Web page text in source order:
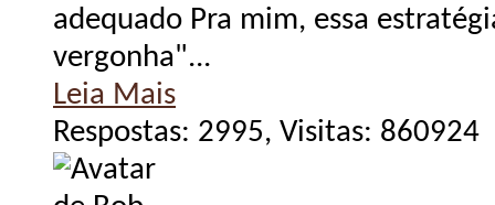
adequado Pra mim, essa
vergonha"...
Leia Mais
Respostas: 2995, Visitas: 860924